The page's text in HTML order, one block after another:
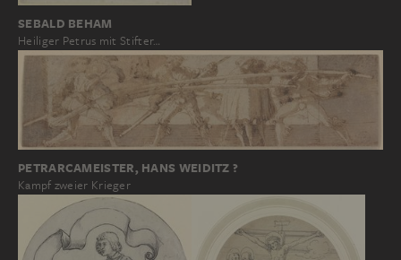
SEBALD BEHAM
Heiliger Petrus mit Stifter…
PETRARCAMEISTER, HANS WEIDITZ ?
Kampf zweier Krieger